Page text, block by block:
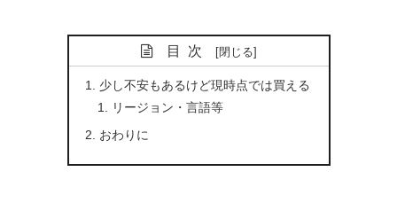
目次
少し不安もあるけど現時点では買える
リージョン・言語等
おわりに